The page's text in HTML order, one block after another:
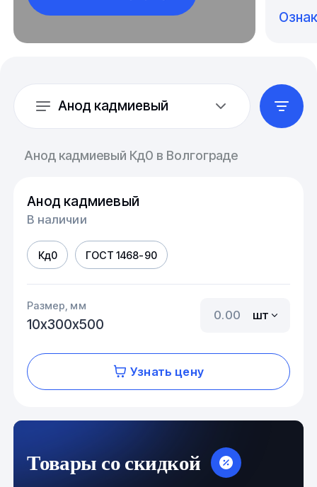
Анод кадмиевый
Анод кадмиевый Кд0 в Волгограде
Анод кадмиевый
В наличии
Кд0 ГОСТ 1468-90
Размер, мм
10х300х500
шт
Узнать цену
Товары со скидкой